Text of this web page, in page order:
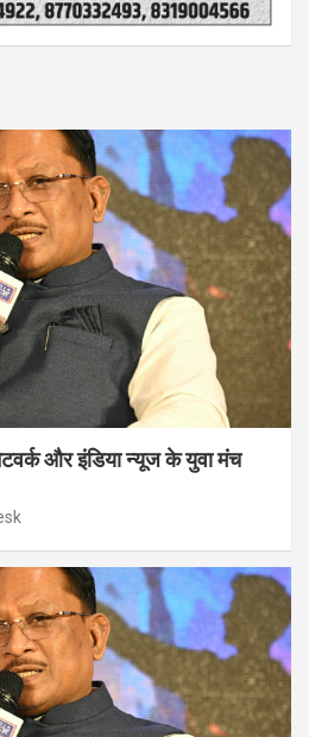
और इंडिया न्यूज के युवा मंच